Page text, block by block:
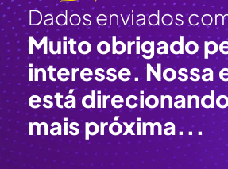
Dados enviados
Muito obrigado
interesse. Nossa
está
mais próxima...